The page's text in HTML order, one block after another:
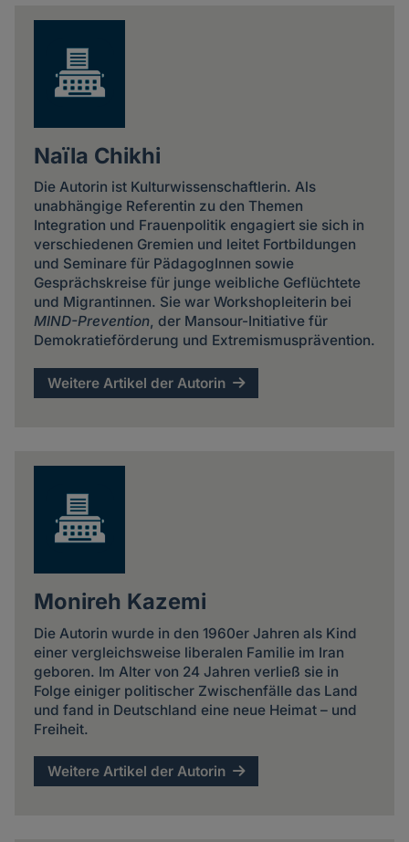
Naïla Chikhi
Die Autorin ist Kulturwissenschaftlerin. Als
unabhängige Referentin zu den Themen
Integration und Frauenpolitik engagiert sie sich in
verschiedenen Gremien und leitet Fortbildungen
und Seminare für PädagogInnen sowie
Gesprächskreise für junge weibliche Geflüchtete
und Migrantinnen. Sie war Workshopleiterin bei
MIND-Prevention, der Mansour-Initiative für
Demokratieförderung und Extremismusprävention.
Weitere Artikel der Autorin
Monireh Kazemi
Die Autorin wurde in den 1960er Jahren als Kind
einer vergleichsweise liberalen Familie im Iran
geboren. Im Alter von 24 Jahren verließ sie in
Folge einiger politischer Zwischenfälle das Land
und fand in Deutschland eine neue Heimat – und
Freiheit.
Weitere Artikel der Autorin